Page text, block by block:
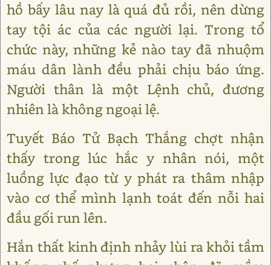
hồ bấy lâu nay là quá đủ rồi, nên dừng
tay tội ác của các người lại. Trong tổ
chức này, những kẻ nào tay đã nhuộm
máu dân lành đều phải chịu báo ứng.
Người thân là một Lệnh chủ, đương
nhiên là không ngoại lệ.
Tuyết Báo Tử Bạch Thắng chợt nhận
thấy trong lúc hắc y nhân nói, một
luồng lực đạo từ y phát ra thâm nhập
vào cơ thể mình lạnh toát đến nỗi hai
đầu gối run lên.
Hắn thất kinh định nhảy lùi ra khỏi tầm